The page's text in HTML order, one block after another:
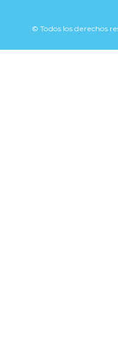
© Todos los derechos